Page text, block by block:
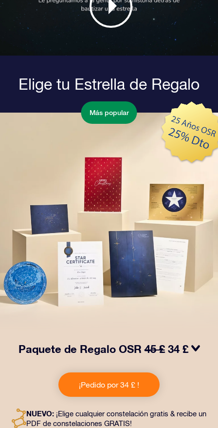
Elige tu Estrella de Regalo
Más popular
Paquete de Regalo OSR45 £ 34 £
OSR! Este regalo incluye un bonito sobre y documentos
personalizados enviados a la dirección que elijas,
además de documentos digitales y el uso gratuito de
obsequiar un regalo eterno a amigos y seres queridos.
¡Pedido por 34 £ !
NUEVO: ¡Elige cualquier constelación gratis & recibe un
PDF de constelaciones GRATIS!